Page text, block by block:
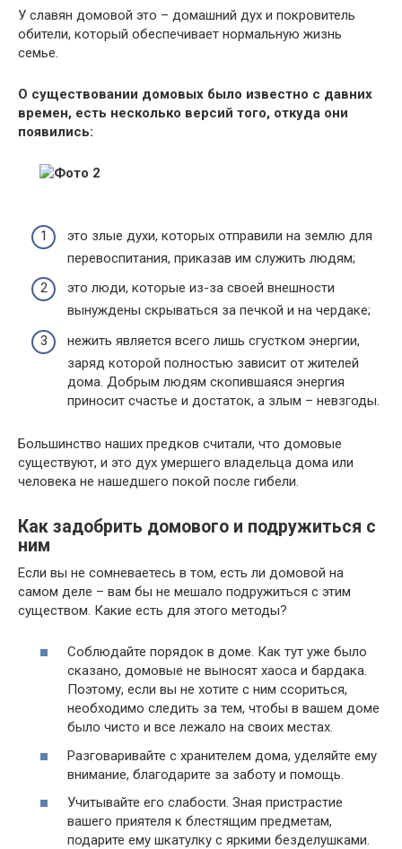
У славян домовой это – домашний дух и покровитель
обители, который обеспечивает нормальную жизнь
семье.
О существовании домовых было известно с давних
времен, есть несколько версий того, откуда они
появились:
это злые духи, которых отправили на землю для
перевоспитания, приказав им служить людям;
это люди, которые из-за своей внешности
вынуждены скрываться за печкой и на чердаке;
нежить является всего лишь сгустком энергии,
заряд которой полностью зависит от жителей
дома. Добрым людям скопившаяся энергия
приносит счастье и достаток, а злым – невзгоды.
Большинство наших предков считали, что домовые
существуют, и это дух умершего владельца дома или
человека не нашедшего покой после гибели.
Как задобрить домового и подружиться с
ним
Если вы не сомневаетесь в том, есть ли домовой на
самом деле – вам бы не мешало подружиться с этим
существом. Какие есть для этого методы?
Соблюдайте порядок в доме. Как тут уже было
сказано, домовые не выносят хаоса и бардака.
Поэтому, если вы не хотите с ним ссориться,
необходимо следить за тем, чтобы в вашем доме
было чисто и все лежало на своих местах.
Разговаривайте с хранителем дома, уделяйте ему
внимание, благодарите за заботу и помощь.
Учитывайте его слабости. Зная пристрастие
вашего приятеля к блестящим предметам,
подарите ему шкатулку с яркими безделушками.